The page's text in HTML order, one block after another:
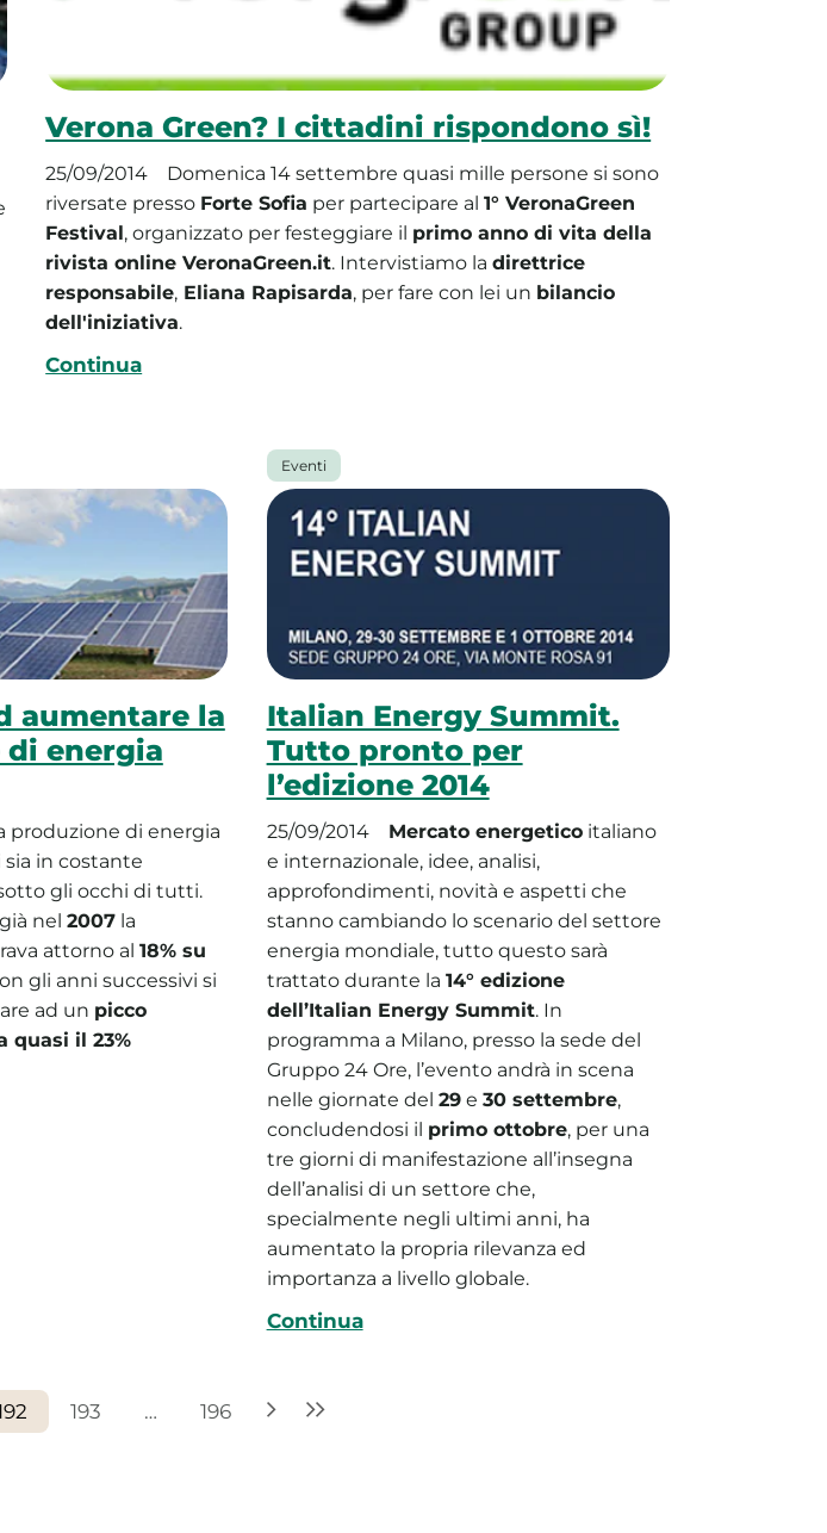
Verona Green? I cittadini rispondono sì!
25/09/2014
Domenica 14 settembre quasi mille persone si sono
riversate presso Forte Sofia per partecipare al1° VeronaGreen
Festival, organizzato per festeggiare il primo anno di vita della
rivista online VeronaGreen.it. Intervistiamo ladirettrice
responsabile, Eliana Rapisarda, per fare con lei un bilancio
dell'iniziativa.
Continua
aumentare la
energia
produzione di energia
in costante
gli occhi di tutti.
nel 2007la
attorno al 18% su
gli anni successivi si
ad un picco
quasi il 23%
Eventi
Italian Energy Summit.
Tutto pronto per
l’edizione 2014
25/09/2014 Mercato energeticoitaliano
e internazionale, idee, analisi,
approfondimenti, novità e aspetti che
stanno cambiando lo scenario del settore
energia mondiale, tutto questo sarà
trattato durante la 14° edizione
dell’Italian Energy Summit. In
programma a Milano, presso la sede del
Gruppo 24 Ore, l’evento andrà in scena
nelle giornate del 29e 30 settembre,
concludendosi il primo ottobre, per una
tre giorni di manifestazione all’insegna
dell’analisi di un settore che,
specialmente negli ultimi anni, ha
aumentato la propria rilevanza ed
importanza a livello globale.
Continua
193 … 196